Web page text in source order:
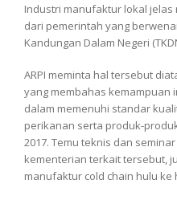
Industri manufaktur lokal
dari pemerintah yang
Kandungan Dalam Negeri
ARPI meminta hal tersebut
yang membahas kemampuan
dalam memenuhi standar
perikanan serta produk-
2017. Temu teknis dan
kementerian terkait tersebut,
manufaktur cold chain hulu ke